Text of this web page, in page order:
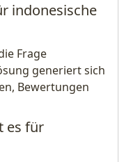
indonesische
Frage
generiert sich
Bewertungen
es für